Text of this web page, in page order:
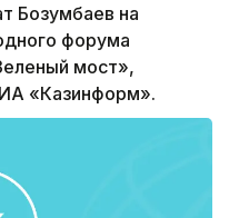
Бозумбаев на
форума
мост»,
«Казинформ».